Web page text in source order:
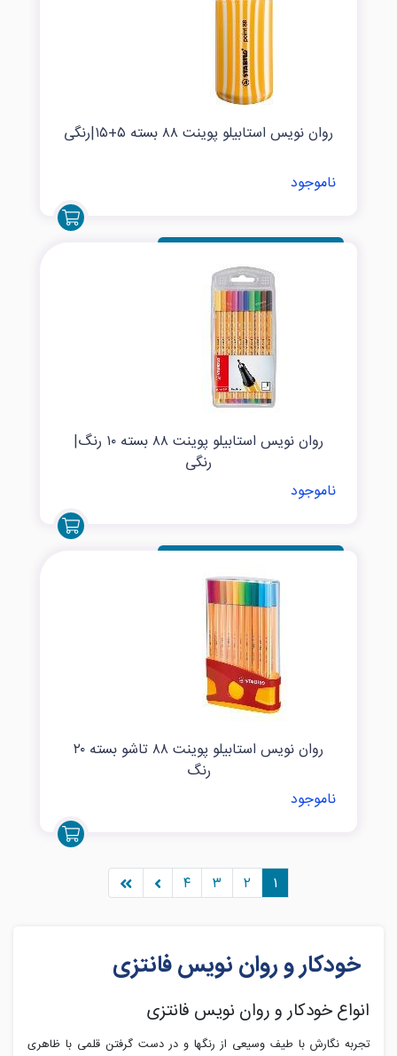
روان نویس استابیلو پوینت ۸۸ بسته ۵+۱۵|رنگی
ناموجود
روان نویس استابیلو پوینت ۸۸ بسته ۱۰ رنگ|
رنگی
ناموجود
روان نویس استابیلو پوینت ۸۸ تاشو بسته ۲۰
رنگ
ناموجود
۱ ۲ ۳ ۴
خودکار و روان نویس فانتزی
انواع خودکار و روان نویس فانتزی
تجربه نگارش با طیف وسیعی از رنگها و در دست گرفتن قلمی با ظاهری